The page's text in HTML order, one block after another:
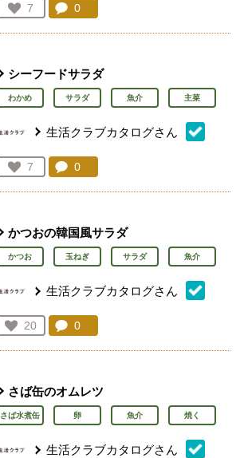
お気に入り登録：
7
人が登録
コメント：
0
シーフードサラダ
わかめ サラダ 魚介 主菜
生活クラブカタログさん
お気に入り登録：
7
人が登録
コメント：
0
かつおの韓国風サラダ
かつお 玉ねぎ サラダ 魚介
生活クラブカタログさん
お気に入り登録：
20
人が登録
コメント：
0
さば缶のオムレツ
さば水煮缶 卵 魚介 焼く
生活クラブカタログさん